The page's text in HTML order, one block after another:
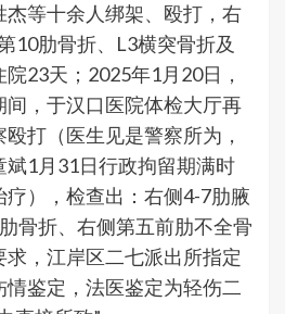
杰等十余人绑架、殴打，右
10肋骨折、L3横突骨折及
23天；2025年1月20日，
，于汉口医院体检大厅再
打（医生见是警察所为，
1月31日行政拘留期满时
），检查出：右侧4-7肋腋
骨折、右侧第五前肋不全骨
，江岸区二七派出所指定
鉴定，法医鉴定为轻伤二